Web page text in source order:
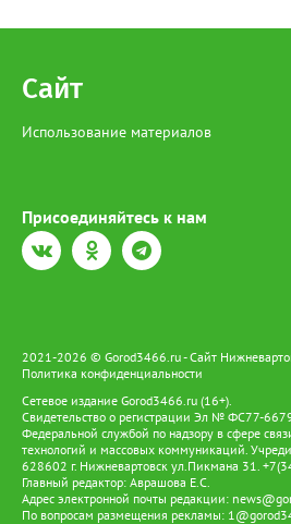
Сайт
Использование материалов
Присоединяйтесь к нам
2021-2026 © Gorod3466.ru - Сайт
Политика конфиденциальности
Сетевое издание Gorod3466.ru (16+).
Свидетельство о регистрации Эл № ФС77-
Федеральной службой по надзору в сфере
технологий и массовых коммуникаций.
628602 г. Нижневартовск ул.Пикмана 31.
Главный редактор: Аврашова Е.С.
Адрес электронной почты редакции:
По вопросам размещения рекламы: